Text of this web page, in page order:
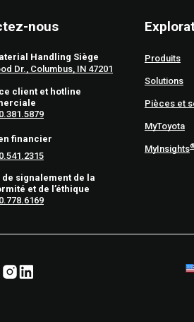
nous
Handling Siège
Dr., Columbus, IN 47201
client et hotline
financier
de signalement de la
et de l’éthique
Produits
Solutions
Pièces et
MyToyota
MyInsights